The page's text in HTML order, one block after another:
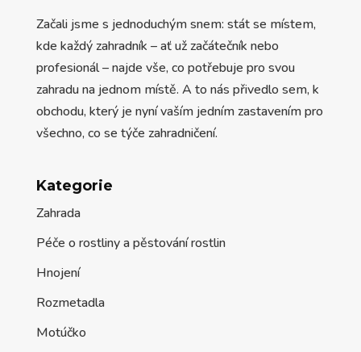
Začali jsme s jednoduchým snem: stát se místem,
kde každý zahradník – ať už začátečník nebo
profesionál – najde vše, co potřebuje pro svou
zahradu na jednom místě. A to nás přivedlo sem, k
obchodu, který je nyní vaším jedním zastavením pro
všechno, co se týče zahradničení.
Kategorie
Zahrada
Péče o rostliny a pěstování rostlin
Hnojení
Rozmetadla
Motúčko